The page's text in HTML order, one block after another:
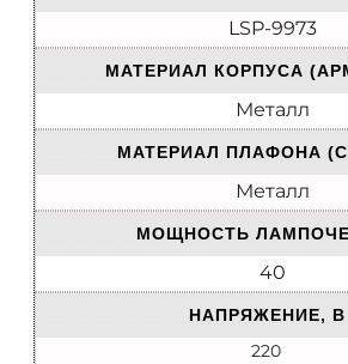
LSP-9973
МАТЕРИАЛ КОРПУСА
Металл
МАТЕРИАЛ ПЛАФОНА
Металл
МОЩНОСТЬ
40
НАПРЯЖЕНИЕ, В
220